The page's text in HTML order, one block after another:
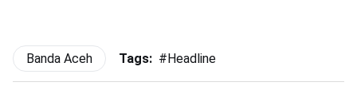
Banda Aceh Tags: #Headline